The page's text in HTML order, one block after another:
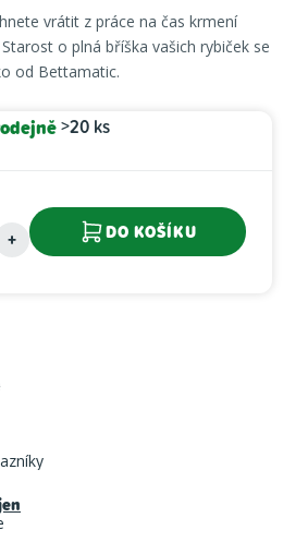
vrátit z práce na čas krmení
o plná bříška vašich rybiček se
od Bettamatic.
>20 ks
DO KOŠÍKU